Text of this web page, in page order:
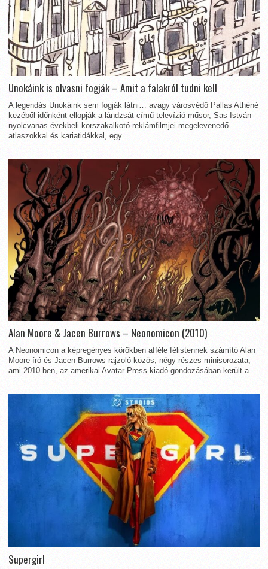
Unokáink is olvasni fogják – Amit a falakról tudni kell
A legendás Unokáink sem fogják látni… avagy városvédő Pallas Athéné
kezéből időnként ellopják a lándzsát című televízió műsor, Sas István
nyolcvanas évekbeli korszakalkotó reklámfilmjei megelevenedő
atlaszokkal és kariatidákkal, egy...
Alan Moore & Jacen Burrows – Neonomicon (2010)
A Neonomicon a képregényes körökben afféle félistennek számító Alan
Moore író és Jacen Burrows rajzoló közös, négy részes minisorozata,
ami 2010-ben, az amerikai Avatar Press kiadó gondozásában került a...
Supergirl